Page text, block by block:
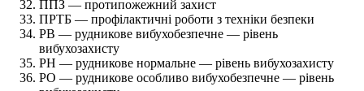
ППЗ — протипожежний захист
ПРТБ — профілактичні роботи з техніки безпеки
РВ — рудникове вибухобезпечне — рівень
вибухозахисту
РН — рудникове нормальне — рівень вибухозахисту
РО — рудникове особливо вибухобезпечне — рівень